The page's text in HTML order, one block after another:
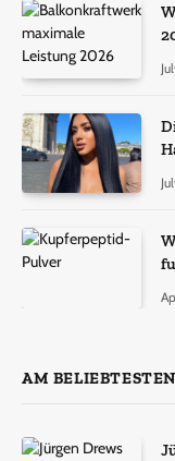
AM BELIEBTESTEN